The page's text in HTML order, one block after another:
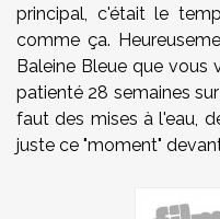
principal, c'était le
comme ça.
Baleine Bleue que vous
patienté 28 semaines
faut des mises à l'eau,
juste ce "moment"